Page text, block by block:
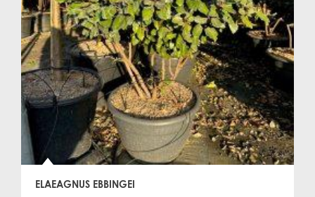
ELAEAGNUS EBBINGEI